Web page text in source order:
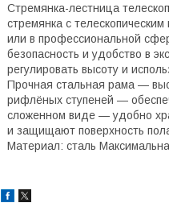
Стремянка-лестница
стремянка с
или в профессиональной
безопасность и удобство в
регулировать высоту и
Прочная стальная рама —
рифлёных ступеней —
сложенном виде — удобно
и защищают поверхность
Материал: сталь